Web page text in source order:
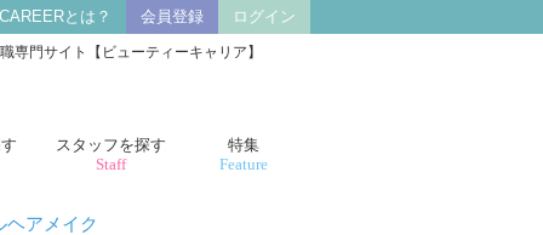
とは？ 会員登録 ログイン
門サイト【ビューティーキャリア】
スタッフを探す
Staff
特集
Feature
ヘアメイク